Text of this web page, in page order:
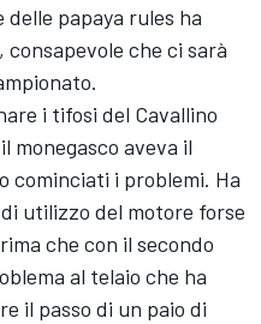
papaya rules ha
che ci sarà
i tifosi del Cavallino
monegasco aveva il
cominciati i problemi. Ha
utilizzo del motore forse
che con il secondo
al telaio che ha
il passo di un paio di